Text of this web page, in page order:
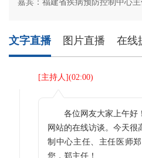
嘉宾：福建省疾病预防控制中心
文字直播 图片直播 在线
[主持人](02:00)
各位网友大家上午好
网站的在线访谈。今天很
制中心主任、主任医师
您，郑主任！